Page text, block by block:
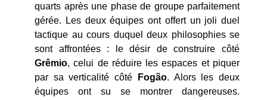
quarts après une phase de groupe parfaitement
gérée. Les deux équipes ont offert un joli duel
tactique au cours duquel deux philosophies se
sont affrontées : le désir de construire côté
Grêmio, celui de réduire les espaces et piquer
par sa verticalité côté
Fogão. Alors les deux
équipes ont su se montrer dangereuses.